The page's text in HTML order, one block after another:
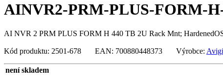
AINVR2-PRM-PLUS-FORM-
AI NVR 2 PRM PLUS FORM H 440 TB 2U Rack Mnt;
Kód produktu: 2501-678 EAN: 700880448373 Výrobce:
není skladem